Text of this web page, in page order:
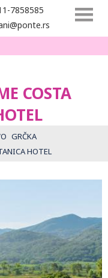
7858585
COSTA
GRČKA
HOTEL